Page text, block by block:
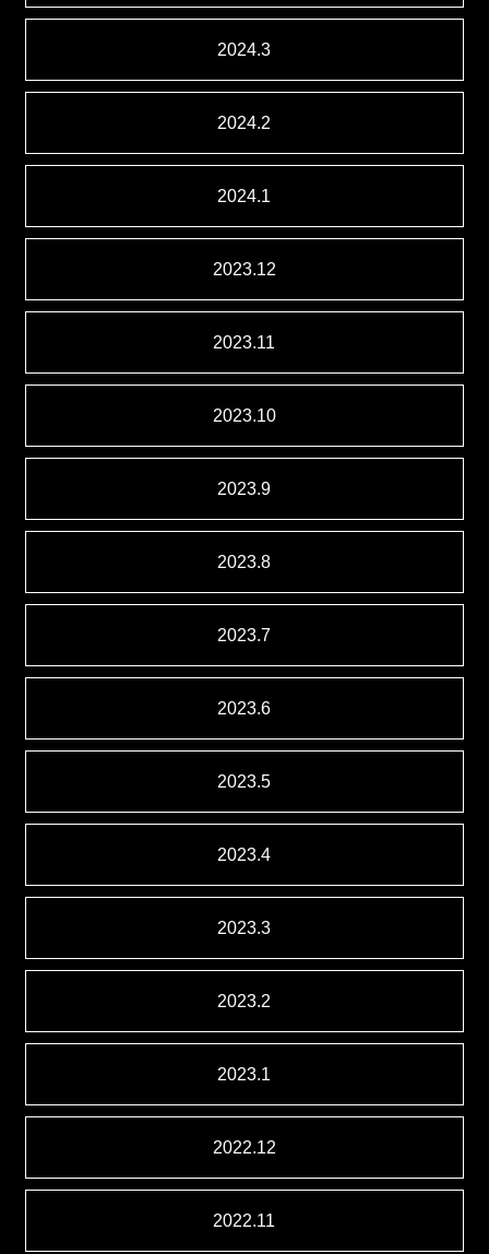
2024.3
2024.2
2024.1
2023.12
2023.11
2023.10
2023.9
2023.8
2023.7
2023.6
2023.5
2023.4
2023.3
2023.2
2023.1
2022.12
2022.11